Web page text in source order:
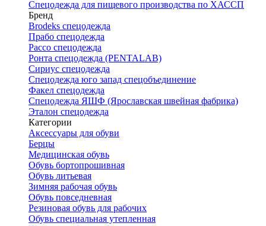
Спецодежда для пищевого производства по ХАССП
Бренд
Brodeks спецодежда
Прабо спецодежда
Рассо спецодежда
Ронта спецодежда (PENTALAB)
Сириус спецодежда
Спецодежда юго запад спецобъединение
Факел спецодежда
Спецодежда ЯШФ (Ярославская швейная фабрика)
Эталон спецодежда
Категории
Аксессуары для обуви
Берцы
Медицинская обувь
Обувь бортопрошивная
Обувь литьевая
Зимняя рабочая обувь
Обувь повседневная
Резиновая обувь для рабочих
Обувь специальная утепленная